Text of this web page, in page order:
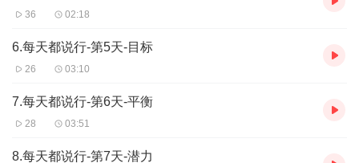
36 02:18
6.每天都说行-第5天-目标
26 03:10
7.每天都说行-第6天-平衡
28 03:51
8.每天都说行-第7天-潜力